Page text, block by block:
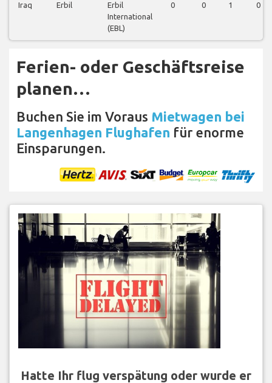
Iraq Erbil
Erbil
International
(EBL)
0 0 1 0
Ferien- oder Geschäftsreise
planen…
Buchen Sie im Voraus Mietwagen bei
Langenhagen Flughafen für enorme
Einsparungen.
Hatte Ihr flug verspätung oder wurde er